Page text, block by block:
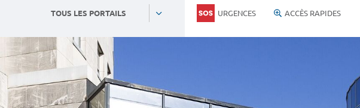
TOUS LES PORTAILS URGENCES ACCÈS RAPIDES